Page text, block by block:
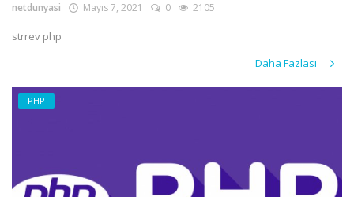
netdunyasi Mayıs 7, 2021 0 2105
strrev php
Daha Fazlası
PHP